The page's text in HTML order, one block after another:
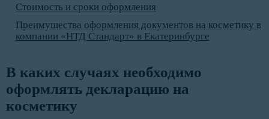
Стоимость и сроки оформления
Преимущества оформления документов на косметику в
компании «НТД Стандарт» в Екатеринбурге
В каких случаях необходимо
оформлять декларацию на
косметику